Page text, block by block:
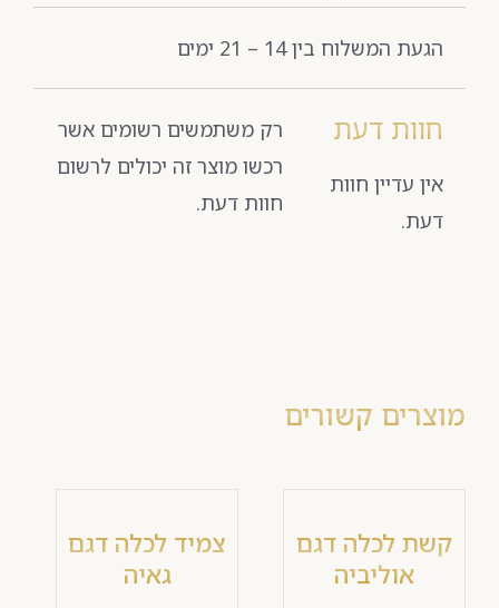
הגעת המשלוח בין 14 – 21 ימים
חוות דעת
אין עדיין חוות
דעת.
רק משתמשים רשומים אשר
רכשו מוצר זה יכולים לרשום
חוות דעת.
מוצרים קשורים
קשת לכלה דגם
אוליביה
צמיד לכלה דגם
גאיה